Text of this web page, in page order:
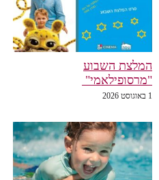
המלצת השבוע
"מרסופילאמי"
1 באוגוסט 2026